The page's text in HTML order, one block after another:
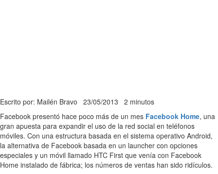
Escrito por: Mailén Bravo 23/05/2013 2 minutos
Facebook presentó hace poco más de un mes Facebook Home, una
gran apuesta para expandir el uso de la red social en teléfonos
móviles. Con una estructura basada en el sistema operativo Android,
la alternativa de Facebook basada en un launcher con opciones
especiales y un móvil llamado HTC First que venía con Facebook
Home instalado de fábrica; los números de ventas han sido ridículos.